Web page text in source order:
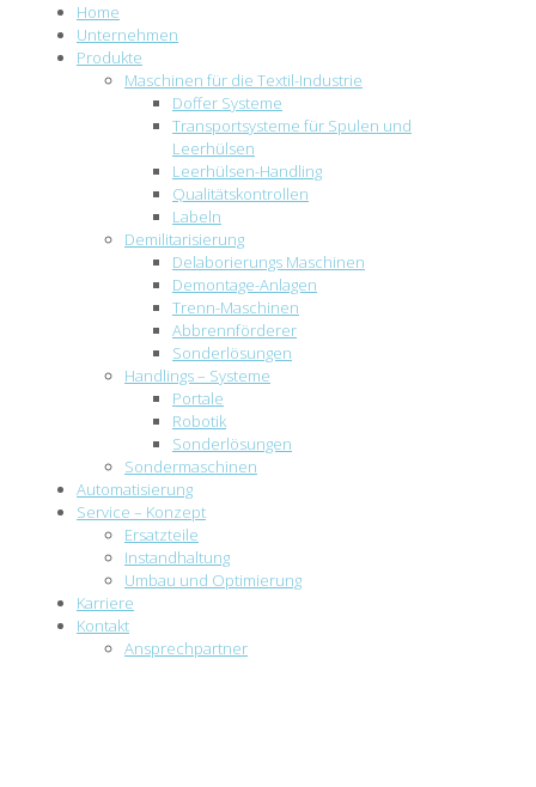
Home
Unternehmen
Produkte
Maschinen für die Textil-Industrie
Doffer Systeme
Transportsysteme für Spulen und
Leerhülsen
Leerhülsen-Handling
Qualitätskontrollen
Labeln
Demilitarisierung
Delaborierungs Maschinen
Demontage-Anlagen
Trenn-Maschinen
Abbrennförderer
Sonderlösungen
Handlings – Systeme
Portale
Robotik
Sonderlösungen
Sondermaschinen
Automatisierung
Service – Konzept
Ersatzteile
Instandhaltung
Umbau und Optimierung
Karriere
Kontakt
Ansprechpartner